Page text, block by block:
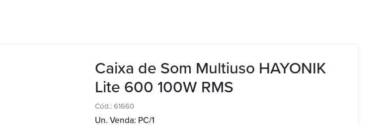
Caixa de Som Multiuso HAYONIK
Lite 600 100W RMS
Cód.: 61660
Un. Venda: PC/1